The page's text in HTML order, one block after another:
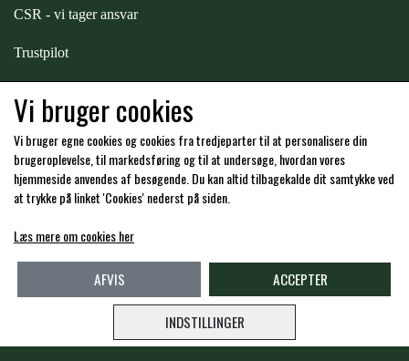
TIMER GPS
TKO
WALSH
CSR - vi tager ansvar
Trustpilot
Hos os kan du betale med:
Vi bruger cookies
Vi bruger egne cookies og cookies fra tredjeparter til at personalisere din
brugeroplevelse, til markedsføring og til at undersøge, hvordan vores
hjemmeside anvendes af besøgende. Du kan altid tilbagekalde dit samtykke ved
at trykke på linket 'Cookies' nederst på siden.
Læs mere om cookies her
INDSTILLINGER
AFVIS ACCEPTER